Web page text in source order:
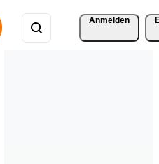
Anmelden